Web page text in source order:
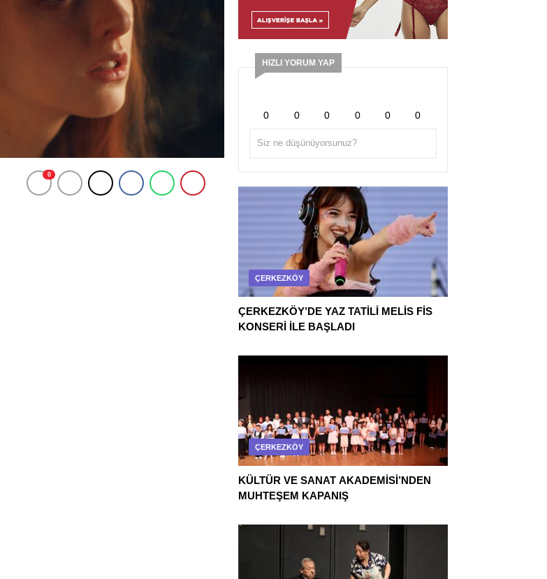
0
HIZLI YORUM YAP
0 0 0 0 0 0
ÇERKEZKÖY
ÇERKEZKÖY’DE YAZ TATİLİ MELİS FİS
KONSERİ İLE BAŞLADI
ÇERKEZKÖY
KÜLTÜR VE SANAT AKADEMİSİ’NDEN
MUHTEŞEM KAPANIŞ